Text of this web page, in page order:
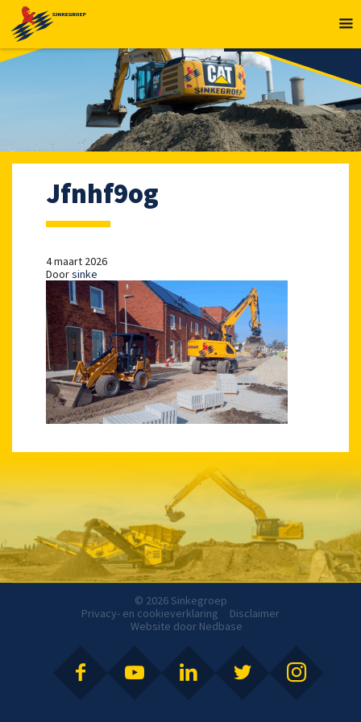
Jfnhf9og
4 maart 2026
Doorsinke
© 2026 Sinkegroep
Privacy- en cookieverklaring
Disclaimer
Website door Nedbase